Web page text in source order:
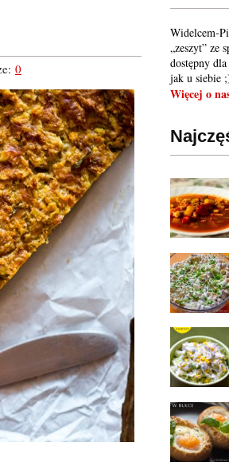
Widelcem-
„zeszyt” ze
dostępny
jak u siebie
Więcej o
0